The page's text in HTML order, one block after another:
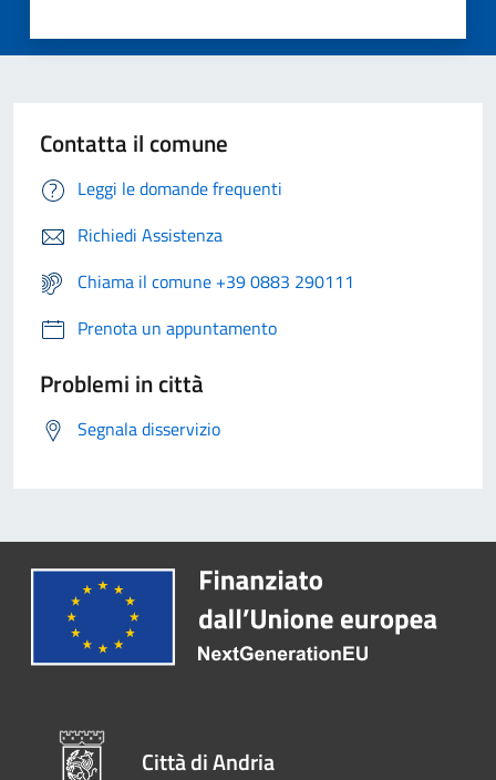
Contatta il comune
Leggi le domande frequenti
Richiedi Assistenza
Chiama il comune +39 0883 290111
Prenota un appuntamento
Problemi in città
Segnala disservizio
Città di Andria